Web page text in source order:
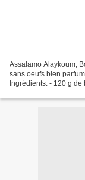
Assalamo Alaykoum,
sans oeufs bien
Ingrédients: - 120 g